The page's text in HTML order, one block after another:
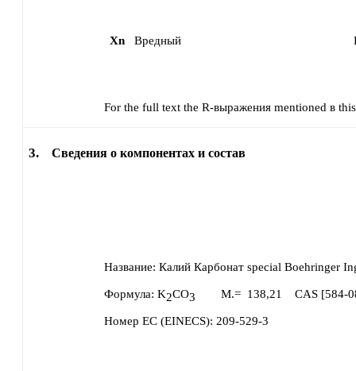
Xn Вредный
For the full text the R-выражения mentioned в
3. Сведения о компонентах и состав
Название: Калий Карбонат special Boehringer
Формула: K2CO3 M.= 138,21 CAS [584-
Номер ЕС (EINECS): 209-529-3